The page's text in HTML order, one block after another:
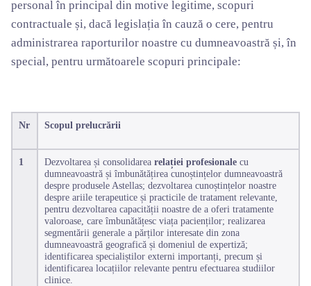
personal în principal din motive legitime, scopuri
contractuale și, dacă legislația în cauză o cere, pentru
administrarea raporturilor noastre cu dumneavoastră și, în
special, pentru următoarele scopuri principale:
Nr Scopul prelucrării
1 Dezvoltarea și consolidarearelației profesionale cu
dumneavoastră și îmbunătățirea cunoștințelor dumneavoastră
despre produsele Astellas; dezvoltarea cunoștințelor noastre
despre ariile terapeutice și practicile de tratament relevante,
pentru dezvoltarea capacității noastre de a oferi tratamente
valoroase, care îmbunătățesc viața pacienților; realizarea
segmentării generale a părților interesate din zona
dumneavoastră geografică și domeniul de expertiză;
identificarea specialiștilor externi importanți, precum și
identificarea locațiilor relevante pentru efectuarea studiilor
clinice.